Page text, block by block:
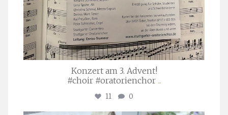
Konzert am 3. Advent!
#choir #oratorienchor ...
11 0